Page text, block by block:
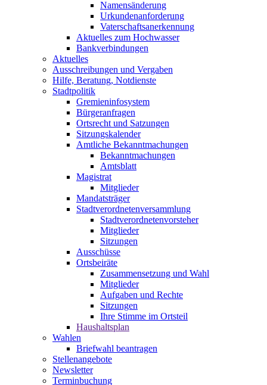
Namensänderung
Urkundenanforderung
Vaterschaftsanerkennung
Aktuelles zum Hochwasser
Bankverbindungen
Aktuelles
Ausschreibungen und Vergaben
Hilfe, Beratung, Notdienste
Stadtpolitik
Gremieninfosystem
Bürgeranfragen
Ortsrecht und Satzungen
Sitzungskalender
Amtliche Bekanntmachungen
Bekanntmachungen
Amtsblatt
Magistrat
Mitglieder
Mandatsträger
Stadtverordnetenversammlung
Stadtverordnetenvorsteher
Mitglieder
Sitzungen
Ausschüsse
Ortsbeiräte
Zusammensetzung und Wahl
Mitglieder
Aufgaben und Rechte
Sitzungen
Ihre Stimme im Ortsteil
Haushaltsplan
Wahlen
Briefwahl beantragen
Stellenangebote
Newsletter
Terminbuchung